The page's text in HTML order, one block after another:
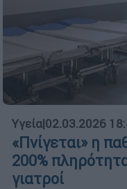
Υγεία|02.03.2026
«Πνίγεται» η
200%
γιατροί